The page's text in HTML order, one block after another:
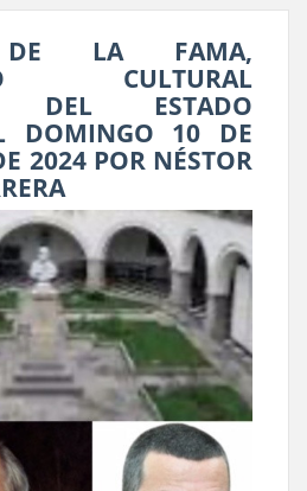
DE LA FAMA,
CULTURAL
DEL ESTADO
DOMINGO 10 DE
2024 POR NÉSTOR